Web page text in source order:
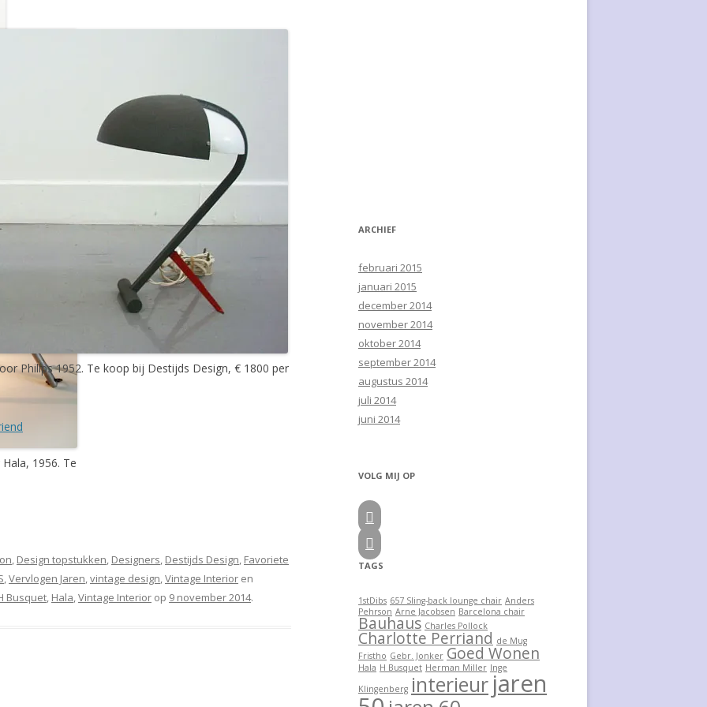
1956. Te
Philips 1952. Te koop bij Destijds Design, € 1800 per
, Design topstukken, Designers, Destijds Design, Favoriete
,Vervlogen Jaren,vintage design,Vintage Interior en
Busquet, Hala,Vintage Interior op 9 november 2014.
ARCHIEF
februari 2015
januari 2015
december 2014
november 2014
oktober 2014
september 2014
augustus 2014
juli 2014
juni 2014
VOLG MIJ OP


TAGS
1stDibs 657 Sling-back lounge chair Anders
Pehrson Arne Jacobsen Barcelona chair
Bauhaus Charles Pollock
Charlotte Perriand de Mug
Fristho Gebr. Jonker Goed Wonen
Hala H Busquet Herman Miller Inge
Klingenberg interieur jaren